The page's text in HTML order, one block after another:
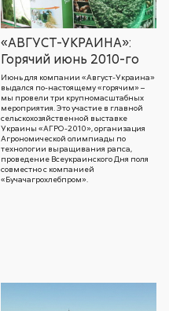
«АВГУСТ-УКРАИНА»:
Горячий июнь 2010-го
Июнь для компании «Август-Украина»
выдался по-настоящему «горячим» –
мы провели три крупномасштабных
мероприятия. Это участие в главной
сельскохозяйственной выставке
Украины «АГРО-2010», организация
Агрономической олимпиады по
технологии выращивания рапса,
проведение Всеукраинского Дня поля
совместно с компанией
«Бучачагрохлебпром».